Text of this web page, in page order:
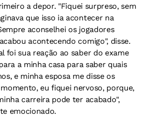
a depor. "Fiquei surpreso, sem
que isso ia acontecer na
aconselhei os jogadores
acontecendo comigo", disse.
foi sua reação ao saber do exame
a minha casa para saber quais
e minha esposa me disse os
eu fiquei nervoso, porque,
carreira pode ter acabado",
emocionado.